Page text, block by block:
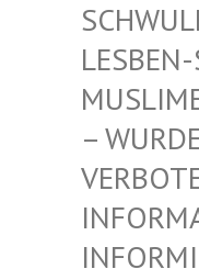
WULE
BEN-SZ,
LIME…,
URDEN
BOTEN!